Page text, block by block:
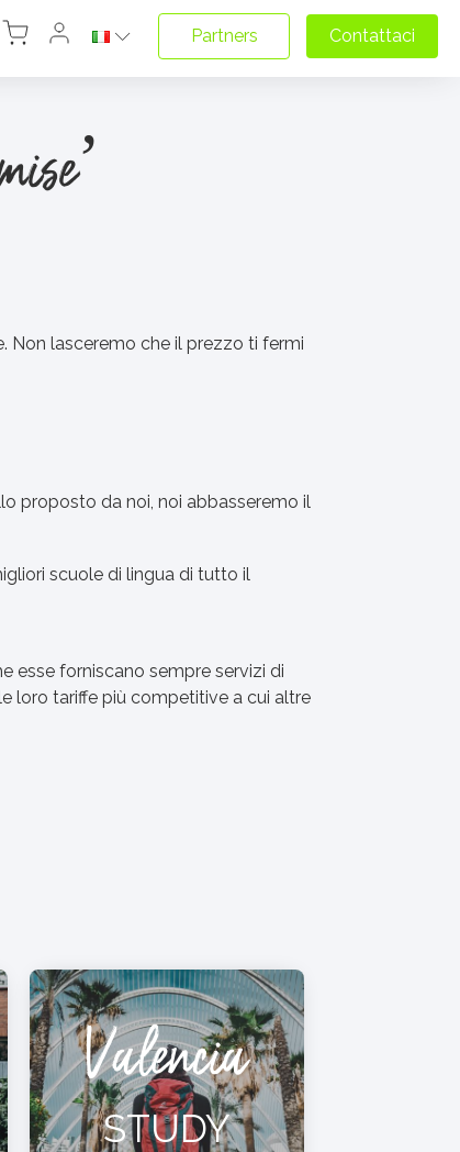
Partners Contattaci
Non lasceremo che il prezzo ti fermi
proposto da noi, noi abbasseremo il
scuole di lingua di tutto il
esse forniscano sempre servizi di
loro tariffe più competitive a cui altre
Valencia
STUDY